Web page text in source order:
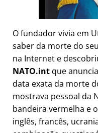
O fundador vivia em
saber da morte do
na Internet e
NATO.int que
data exata da morte
mostrava pessoal da
bandeira vermelha e
inglês, francês,